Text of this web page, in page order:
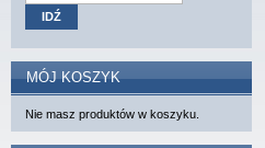
IDŹ
MÓJ KOSZYK
Nie masz produktów w koszyku.